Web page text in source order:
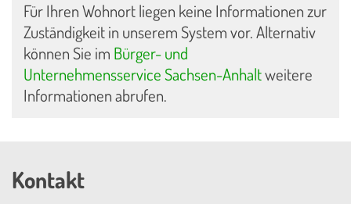
Für Ihren Wohnort liegen keine Informationen zur
Zuständigkeit in unserem System vor. Alternativ
können Sie im Bürger- und
Unternehmensservice Sachsen-Anhaltweitere
Informationen abrufen.
Kontakt